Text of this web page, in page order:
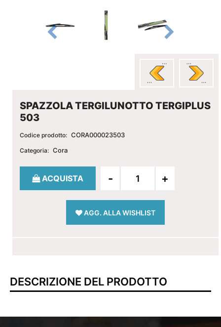
SPAZZOLA TERGILUNOTTO TERGIPLUS
503
Codice prodotto: CORA000023503
Categoria: Cora
Quantità
ACQUISTA
AGG. ALLA WISHLIST
DESCRIZIONE DEL PRODOTTO